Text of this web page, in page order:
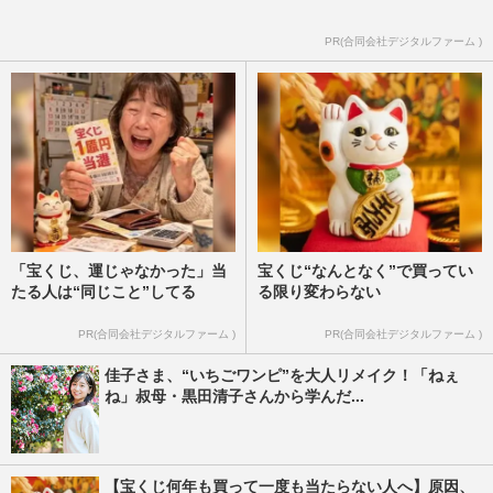
PR(合同会社デジタルファーム )
「宝くじ、運じゃなかった」当
たる人は“同じこと”してる
PR(合同会社デジタルファーム )
宝くじ“なんとなく”で買ってい
る限り変わらない
PR(合同会社デジタルファーム )
佳子さま、“いちごワンピ”を大人リメイク！「ねぇ
ね」叔母・黒田清子さんから学んだ...
【宝くじ何年も買って一度も当たらない人へ】原因、